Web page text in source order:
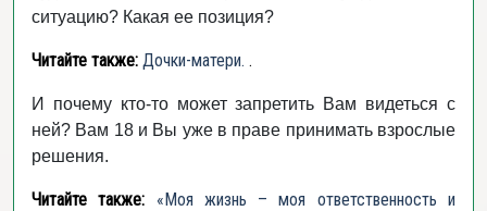
ситуацию? Какая ее позиция?
Читайте также: Дочки-матери. .
И почему кто-то может запретить Вам видеться с
ней? Вам 18 и Вы уже в праве принимать взрослые
решения.
Читайте также:
«Моя жизнь – моя ответственность и